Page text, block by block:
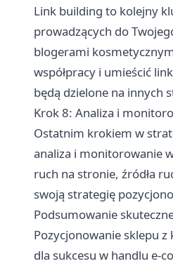
Link building to kolejny
prowadzących do
blogerami
współpracy i umieścić
będą dzielone na innych
Krok 8: Analiza i
Ostatnim krokiem w
analiza i monitorowanie
ruch na stronie, źródła
swoją strategię
Podsumowanie
Pozycjonowanie sklepu
dla sukcesu w handlu e-